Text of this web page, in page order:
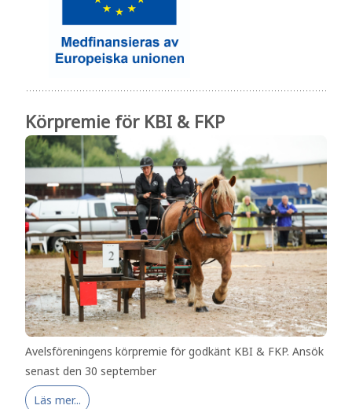
Körpremie för KBI & FKP
Avelsföreningens körpremie för godkänt KBI & FKP. Ansök
senast den 30 september
Läs mer...